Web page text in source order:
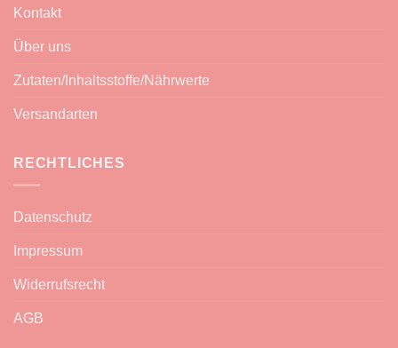
Kontakt
Über uns
Zutaten/Inhaltsstoffe/Nährwerte
Versandarten
RECHTLICHES
Datenschutz
Impressum
Widerrufsrecht
AGB